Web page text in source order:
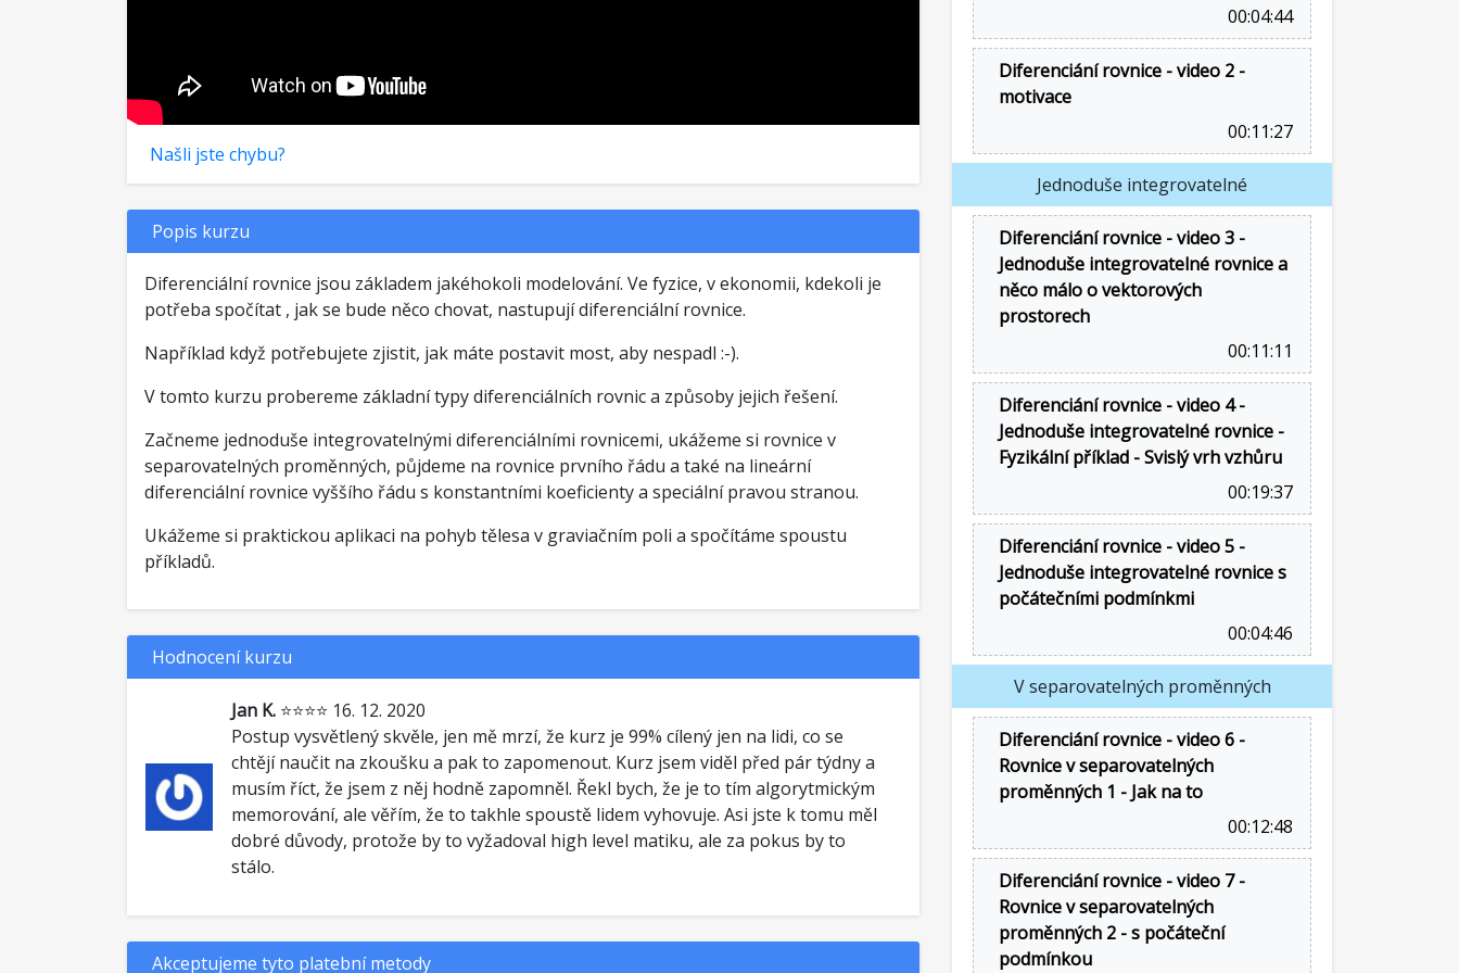
Našli jste chybu?
Popis kurzu
Diferenciální rovnice jsou základem jakéhokoli modelování. Ve fyzice, v ekonomii, kdekoli je
potřeba spočítat , jak se bude něco chovat, nastupují diferenciální rovnice.
Například když potřebujete zjistit, jak máte postavit most, aby nespadl :-).
V tomto kurzu probereme základní typy diferenciálních rovnic a způsoby jejich řešení.
Začneme jednoduše integrovatelnými diferenciálními rovnicemi, ukážeme si rovnice v
separovatelných proměnných, půjdeme na rovnice prvního řádu a také na lineární
diferenciální rovnice vyššího řádu s konstantními koeficienty a speciální pravou stranou.
Ukážeme si praktickou aplikaci na pohyb tělesa v graviačním poli a spočítáme spoustu
příkladů.
Hodnocení kurzu
Jan K. ⭐⭐⭐⭐ 16. 12. 2020
Postup vysvětlený skvěle, jen mě mrzí, že kurz je 99% cílený jen na lidi, co se
chtějí naučit na zkoušku a pak to zapomenout. Kurz jsem viděl před pár týdny a
musím říct, že jsem z něj hodně zapomněl. Řekl bych, že je to tím algorytmickým
memorování, ale věřím, že to takhle spoustě lidem vyhovuje. Asi jste k tomu měl
dobré důvody, protože by to vyžadoval high level matiku, ale za pokus by to
stálo.
Akceptujeme tyto platební metody
00:04:44
Diferenciání rovnice - video 2 -
motivace
00:11:27
Jednoduše integrovatelné
Diferenciání rovnice - video 3 -
Jednoduše integrovatelné rovnice a
něco málo o vektorových
prostorech
00:11:11
Diferenciání rovnice - video 4 -
Jednoduše integrovatelné rovnice -
Fyzikální příklad - Svislý vrh vzhůru
00:19:37
Diferenciání rovnice - video 5 -
Jednoduše integrovatelné rovnice s
počátečními podmínkmi
00:04:46
V separovatelných proměnných
Diferenciání rovnice - video 6 -
Rovnice v separovatelných
proměnných 1 - Jak na to
00:12:48
Diferenciání rovnice - video 7 -
Rovnice v separovatelných
proměnných 2 - s počáteční
podmínkou